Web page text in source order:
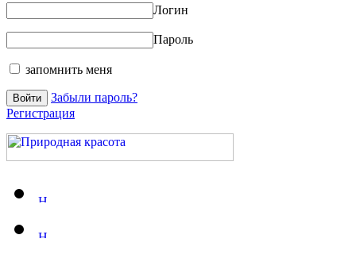
Логин
Пароль
запомнить меня
Забыли пароль?
Регистрация